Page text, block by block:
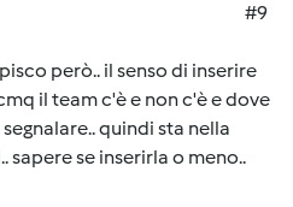
#9
però.. il senso di inserire
il team c'è e non c'è e dove
quindi sta nella
sapere se inserirla o meno..